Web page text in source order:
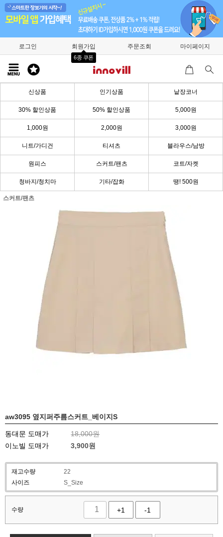
로그인 회원가입
6종 쿠폰
주문조회 마이페이지
신상품 인기상품 낱장코너
30% 할인상품 50% 할인상품 5,000원
1,000원 2,000원 3,000원
니트/가디건 티셔츠 블라우스/남방
원피스 스커트/팬츠 코트/자켓
청바지/청치마 기타/잡화 땡! 500원
스커트/팬츠
aw3095 옆지퍼주름스커트_베이지S
동대문 도매가
18,000원
이노빌 도매가
3,900원
재고수량
22
사이즈
S_Size
수량 +1 -1